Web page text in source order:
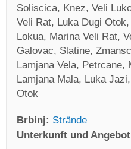
Soliscica, Knez, Veli
Veli Rat, Luka Dugi
Lokua, Marina Veli Rat,
Galovac, Slatine,
Lamjana Vela, Petrcane,
Lamjana Mala, Luka
Otok
Brbinj: Strände
Unterkunft und